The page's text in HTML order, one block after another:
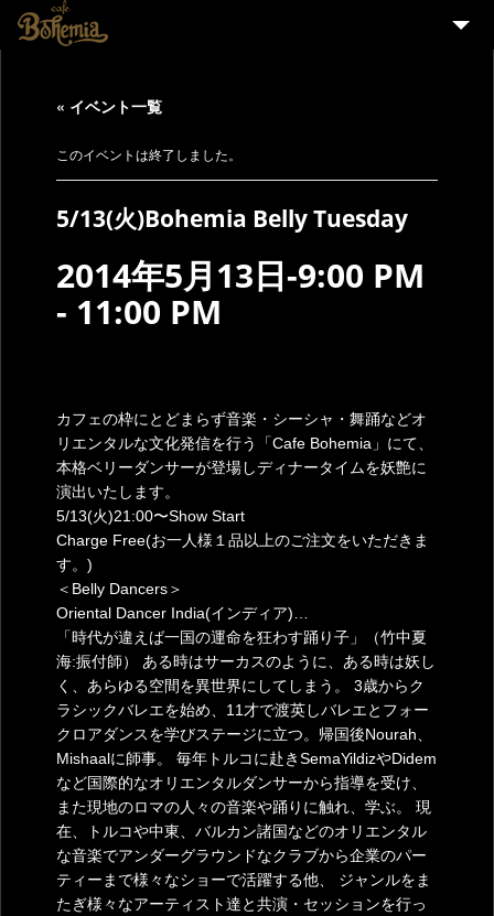
EVENT
STAFF WANTED
ENGLISH
« イベント一覧
このイベントは終了しました。
5/13(火)Bohemia Belly Tuesday
2014年5月13日-9:00 PM
- 11:00 PM
カフェの枠にとどまらず音楽・シーシャ・舞踊などオ
リエンタルな文化発信を行う「Cafe Bohemia」にて、
本格ベリーダンサーが登場しディナータイムを妖艶に
演出いたします。
5/13(火)21:00〜Show Start
Charge Free(お一人様１品以上のご注文をいただきま
す。)
＜Belly Dancers＞
Oriental Dancer India(インディア)…
「時代が違えば一国の運命を狂わす踊り子」（竹中夏
海:振付師） ある時はサーカスのように、ある時は妖し
く、あらゆる空間を異世界にしてしまう。 3歳からク
ラシックバレエを始め、11才で渡英しバレエとフォー
クロアダンスを学びステージに立つ。帰国後Nourah、
Mishaalに師事。 毎年トルコに赴きSemaYildizやDidem
など国際的なオリエンタルダンサーから指導を受け、
また現地のロマの人々の音楽や踊りに触れ、学ぶ。 現
在、トルコや中東、バルカン諸国などのオリエンタル
な音楽でアンダーグラウンドなクラブから企業のパー
ティーまで様々なショーで活躍する他、 ジャンルをま
たぎ様々なアーティスト達と共演・セッションを行っ